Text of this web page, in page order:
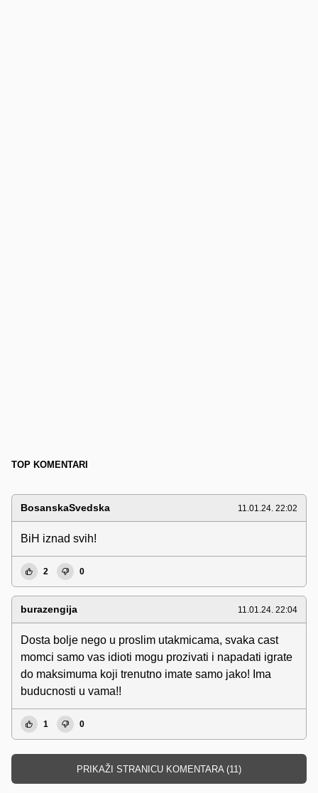
TOP KOMENTARI
BosanskaSvedska 11.01.24. 22:02
BiH iznad svih!
2 0
burazengija 11.01.24. 22:04
Dosta bolje nego u proslim utakmicama, svaka cast
momci samo vas idioti mogu prozivati i napadati igrate
do maksimuma koji trenutno imate samo jako! Ima
buducnosti u vama!!
1 0
PRIKAŽI STRANICU KOMENTARA (11)